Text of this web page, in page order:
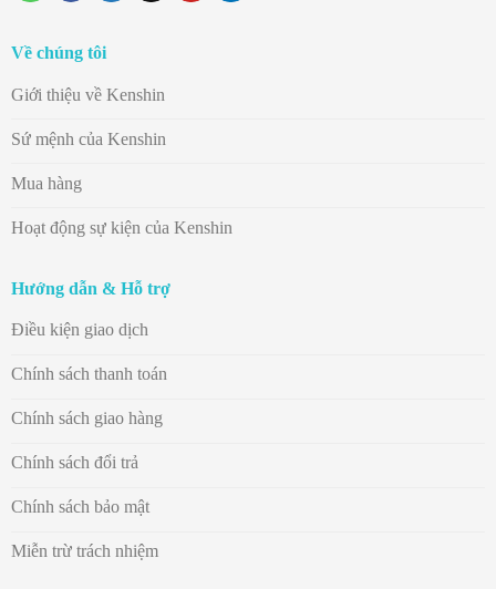
Về chúng tôi
Giới thiệu về Kenshin
Sứ mệnh của Kenshin
Mua hàng
Hoạt động sự kiện của Kenshin
Hướng dẫn & Hỗ trợ
Điều kiện giao dịch
Chính sách thanh toán
Chính sách giao hàng
Chính sách đổi trả
Chính sách bảo mật
Miễn trừ trách nhiệm